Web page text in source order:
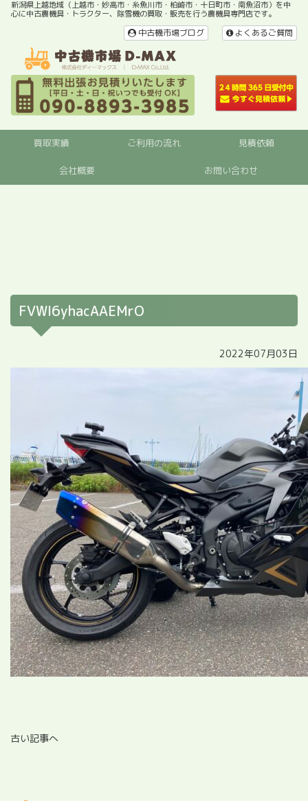
新潟県上越地域（上越市・妙高市・糸魚川市・柏崎市・十日町市・南魚沼市）を中
心に中古農機具・トラクター、除雪機の買取・販売を行う農機具専門店です。
よくあるご質問
中古機市場ブログ
買取実績 ご利用の流れ 見積依頼
会社概要 お問い合わせ
FVWI6yhacAAEMrO
2022年07月03日
古い記事へ